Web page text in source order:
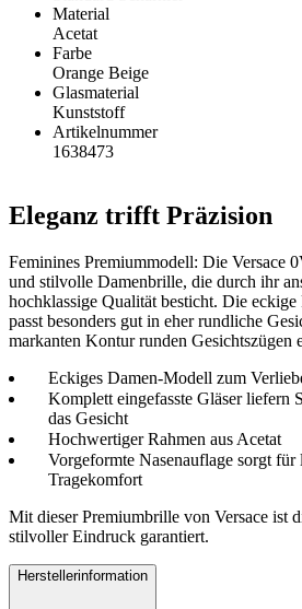
Material
Acetat
Farbe
Orange Beige
Glasmaterial
Kunststoff
Artikelnummer
1638473
Eleganz trifft Präzision
Feminines Premiummodell: Die Versace
und stilvolle Damenbrille, die durch ihr
hochklassige Qualität besticht. Die eckige
passt besonders gut in eher rundliche
markanten Kontur runden Gesichtszügen
Eckiges Damen-Modell zum
Komplett eingefasste Gläser liefern
das Gesicht
Hochwertiger Rahmen aus Acetat
Vorgeformte Nasenauflage sorgt für
Tragekomfort
Mit dieser Premiumbrille von Versace ist
stilvoller Eindruck garantiert.
Herstellerinformation